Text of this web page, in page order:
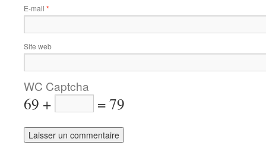
E-mail *
Site web
WC Captcha
69 + = 79